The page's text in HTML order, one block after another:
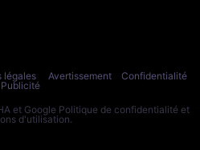
légales Avertissement
Confidentialité
Publicité
et Google Politique de confidentialité et
d'utilisation.